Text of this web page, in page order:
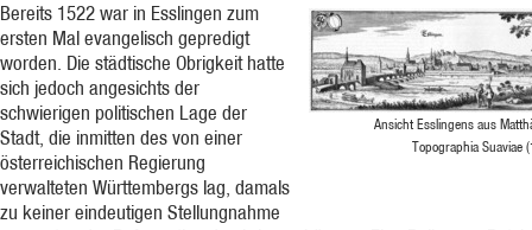
Ansicht Esslingens aus
Topographia Suaviae
Bereits 1522 war in Esslingen zum
ersten Mal evangelisch gepredigt
worden. Die städtische Obrigkeit hatte
sich jedoch angesichts der
schwierigen politischen Lage der
Stadt, die inmitten des von einer
österreichischen Regierung
verwalteten Württembergs lag, damals
zu keiner eindeutigen Stellungnahme